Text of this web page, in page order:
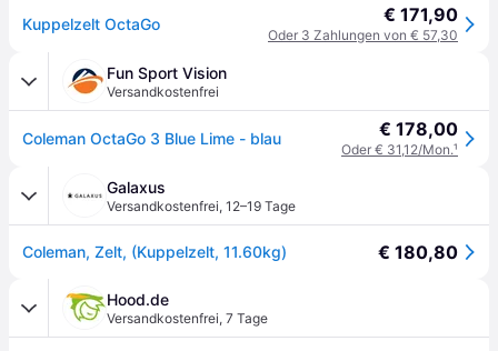
Kuppelzelt OctaGo € 171,90
Oder 3 Zahlungen von € 57,30
Fun Sport Vision
Versandkostenfrei
Coleman OctaGo 3 Blue Lime - blau € 178,00
Oder € 31,12/Mon.¹
Galaxus
Versandkostenfrei, 12–19 Tage
Coleman, Zelt, (Kuppelzelt, 11.60kg) € 180,80
Hood.de
Versandkostenfrei, 7 Tage